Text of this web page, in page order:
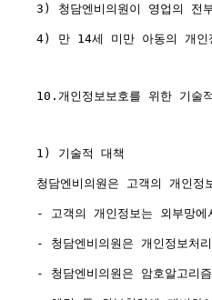
3) 청담엔비의원이 영업의 전
4) 만 14세 미만 아동의 개인
10.개인정보보호를 위한 기술
1) 기술적 대책
청담엔비의원은 고객의 개인
- 고객의 개인정보는 외부망
- 청담엔비의원은 개인정보처
- 청담엔비의원은 암호알고리